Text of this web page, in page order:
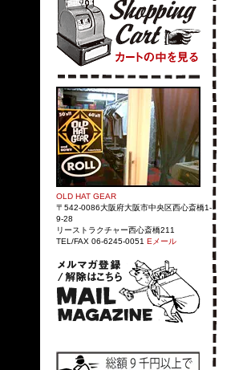
OLD HAT GEAR
〒542-0086大阪府大阪市中央区西心斎橋1-
9-28
リーストラクチャー西心斎橋211
TEL/FAX 06-6245-0051 Eメール